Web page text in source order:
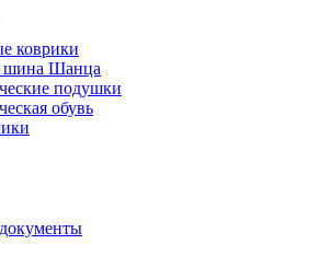
коврики
шина Шанца
подушки
обувь